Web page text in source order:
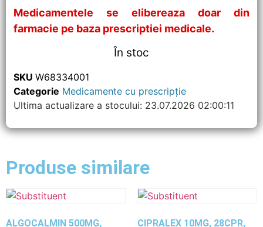
Medicamentele se elibereaza doar din
farmacie pe baza prescriptiei medicale.
În stoc
SKU W68334001
Categorie Medicamente cu prescripție
Ultima actualizare a stocului: 23.07.2026 02:00:11
Produse similare
ALGOCALMIN 500MG,
CIPRALEX 10MG, 28CPR,